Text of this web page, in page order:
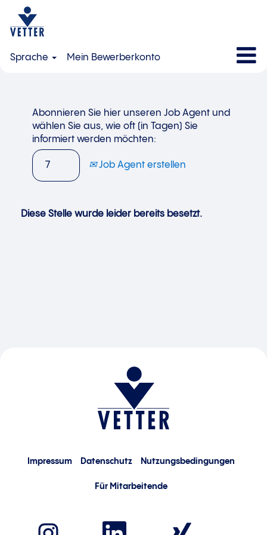
Sprache Mein Bewerberkonto
Abonnieren Sie hier unseren Job Agent und
wählen Sie aus, wie oft (in Tagen) Sie
informiert werden möchten:
Job Agent erstellen
Diese Stelle wurde leider bereits besetzt.
Impressum Datenschutz Nutzungsbedingungen
Für Mitarbeitende
W
W